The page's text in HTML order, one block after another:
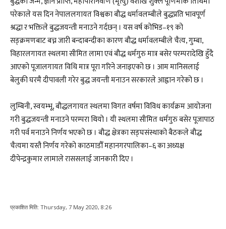
परेकाले यस दिन नेपाललगायत विश्वका बौद्ध धर्मावलम्बीले बुद्धप्रति भावपूर्ण
श्रद्धा र भक्तिले बुद्धजयन्ती मनाउने गर्दछन् । यस वर्ष कोभिड–१९ को
सङ्क्रमणबाट बच्न जारी बन्दाबन्दीका कारण बौद्ध धर्मावलम्बीले चैत्य, गुम्बा,
विहारलगायत स्थलमा सीमित लामा एवं बौद्ध धर्मगुरु मात्र बसेर परम्परादेखि हुँदै
आएको पूजालगायत विधि मात्र पूरा गरिने जनाइएको छ । आम मानिसलाई
बेलुकी घरमै दीपावली गरेर बुद्ध जयन्ती मनाउन सरकारले आह्वान गरेको छ ।
लुम्बिनी, स्वयम्भू, बौद्धलगायत स्थलमा विगत वर्षमा विविध कार्यक्रम आयोजना
गरी बुद्धजयन्ती मनाउने परम्परा थियो । यी स्थलमा सीमित धर्मगुरु बसेर पूजापाठ
गरी पर्व मनाउने निर्णय भएको छ । बौद्ध क्षेत्रका सङ्घसंस्थाको बैठकले बौद्ध
चैत्यमा यस्तै निर्णय गरेको काठमाडौँ महानगरपालिका–६ का अध्यक्ष
दीपेन्द्रकुमार लामाले राससलाई जानकारी दिए ।
प्रकाशित मिति: Thursday, 7 May 2020, 8:26